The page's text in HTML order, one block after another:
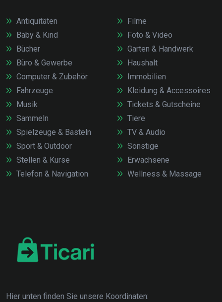
Antiquitäten
Baby & Kind
Bücher
Büro & Gewerbe
Computer & Zubehör
Fahrzeuge
Filme
Foto & Video
Garten & Handwerk
Haushalt
Immobilien
Kleidung & Accessoires
Musik
Sammeln
Spielzeuge & Basteln
Sport & Outdoor
Stellen & Kurse
Telefon & Navigation
Tickets & Gutscheine
Tiere
TV & Audio
Sonstige
Erwachsene
Wellness & Massage
Hier unten finden Sie unsere Koordinaten: